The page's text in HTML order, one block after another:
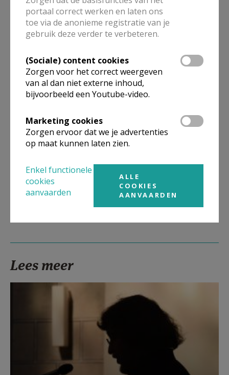
VOZ Antwerpen
Vacature
Deel dit artikel
Lees meer
portaal correct werken en laten ons
toe via de anonieme registratie van je
gebruik deze verder te verbeteren.
(Sociale) content cookies
Zorgen voor het correct weergeven
van al dan niet externe inhoud,
bijvoorbeeld een Youtube-video.
Marketing cookies
Zorgen ervoor dat we je advertenties
op maat kunnen laten zien.
Enkel functionele
cookies
aanvaarden
ALLE
COOKIES
AANVAARDEN